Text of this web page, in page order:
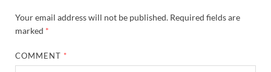
Your email address will not be published. Required fields are
marked *
COMMENT *